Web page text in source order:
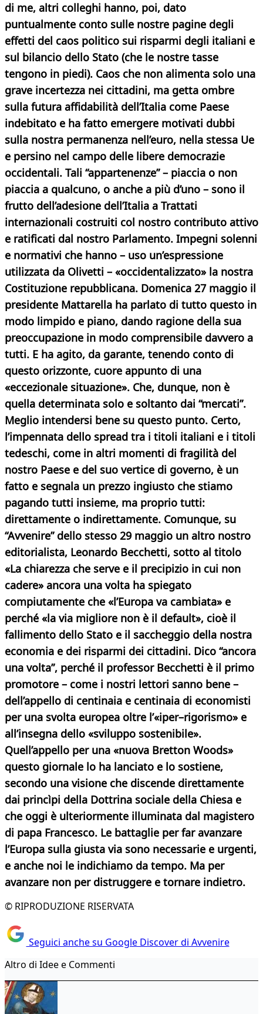
di me, altri colleghi hanno, poi, dato
puntualmente conto sulle nostre pagine degli
effetti del caos politico sui risparmi degli italiani e
sul bilancio dello Stato (che le nostre tasse
tengono in piedi). Caos che non alimenta solo una
grave incertezza nei cittadini, ma getta ombre
sulla futura affidabilità dell’Italia come Paese
indebitato e ha fatto emergere motivati dubbi
sulla nostra permanenza nell’euro, nella stessa Ue
e persino nel campo delle libere democrazie
occidentali. Tali “appartenenze” – piaccia o non
piaccia a qualcuno, o anche a più d’uno – sono il
frutto dell’adesione dell’Italia a Trattati
internazionali costruiti col nostro contributo attivo
e ratificati dal nostro Parlamento. Impegni solenni
e normativi che hanno – uso un’espressione
utilizzata da Olivetti – «occidentalizzato» la nostra
Costituzione repubblicana. Domenica 27 maggio il
presidente Mattarella ha parlato di tutto questo in
modo limpido e piano, dando ragione della sua
preoccupazione in modo comprensibile davvero a
tutti. E ha agito, da garante, tenendo conto di
questo orizzonte, cuore appunto di una
«eccezionale situazione». Che, dunque, non è
quella determinata solo e soltanto dai “mercati”.
Meglio intendersi bene su questo punto. Certo,
l’impennata dello spread tra i titoli italiani e i titoli
tedeschi, come in altri momenti di fragilità del
nostro Paese e del suo vertice di governo, è un
fatto e segnala un prezzo ingiusto che stiamo
pagando tutti insieme, ma proprio tutti:
direttamente o indirettamente. Comunque, su
“Avvenire” dello stesso 29 maggio un altro nostro
editorialista, Leonardo Becchetti, sotto al titolo
«La chiarezza che serve e il precipizio in cui non
cadere» ancora una volta ha spiegato
compiutamente che «l’Europa va cambiata» e
perché «la via migliore non è il default», cioè il
fallimento dello Stato e il saccheggio della nostra
economia e dei risparmi dei cittadini. Dico “ancora
una volta”, perché il professor Becchetti è il primo
promotore – come i nostri lettori sanno bene –
dell’appello di centinaia e centinaia di economisti
per una svolta europea oltre l’«iper–rigorismo» e
all’insegna dello «sviluppo sostenibile».
Quell’appello per una «nuova Bretton Woods»
questo giornale lo ha lanciato e lo sostiene,
secondo una visione che discende direttamente
dai princìpi della Dottrina sociale della Chiesa e
che oggi è ulteriormente illuminata dal magistero
di papa Francesco. Le battaglie per far avanzare
l’Europa sulla giusta via sono necessarie e urgenti,
e anche noi le indichiamo da tempo. Ma per
avanzare non per distruggere e tornare indietro.
© RIPRODUZIONE RISERVATA
Seguici anche su Google Discover di Avvenire
Altro di Idee e Commenti